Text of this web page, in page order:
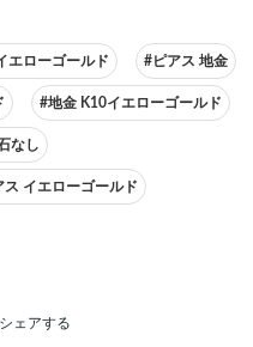
エローゴールド #ピアス 地金
#地金 K10イエローゴールド
なし
ス イエローゴールド
ェアする